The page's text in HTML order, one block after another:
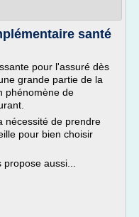
santé
pour l'assuré dès
grande partie de la
phénomène de
nécessité de prendre
pour bien choisir
aussi...